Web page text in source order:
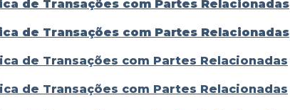
de Transações com Partes Relacionadas
de Transações com Partes Relacionadas
de Transações com Partes Relacionadas
de Transações com Partes Relacionadas